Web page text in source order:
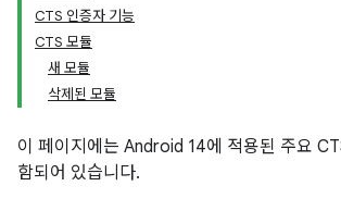
CTS 인증자 기능
CTS 모듈
새 모듈
삭제된 모듈
이 페이지에는 Android 14에 적용된 주요
함되어 있습니다.